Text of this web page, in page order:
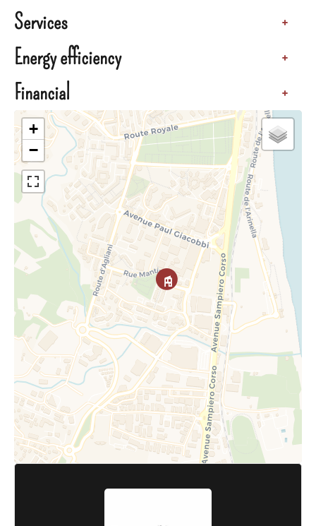
Services +
Energy efficiency +
Financial +
+
−